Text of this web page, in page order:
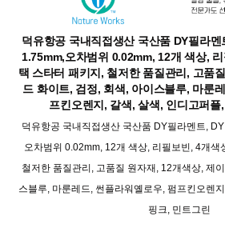
덕유항공 국내직접생산 국산품 DY필라
1.75mm,오차범위 0.02mm, 12개 색상,
택 스타터 패키지, 철저한 품질관리, 고품
드 화이트, 검정, 회색, 아이스블루, 마룬
프킨오렌지, 갈색, 살색, 인디고퍼플
덕유항공 국내직접생산 국산품 DY필라멘트,
오차범위 0.02mm, 12개 색상, 리필보빈, 4개색
철저한 품질관리, 고품질 원자재, 12개색상, 제
스블루, 마룬레드, 썬플라워옐로우, 펌프킨오렌
핑크, 민트그린